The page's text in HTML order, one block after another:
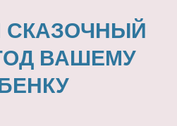
СКАЗОЧНЫЙ
ВАШЕМУ